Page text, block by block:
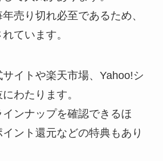
売り切れ必至であるため、
ています。
イトや楽天市場、Yahoo!シ
わたります。
ンナップを確認できるほ
ント還元などの特典もあり